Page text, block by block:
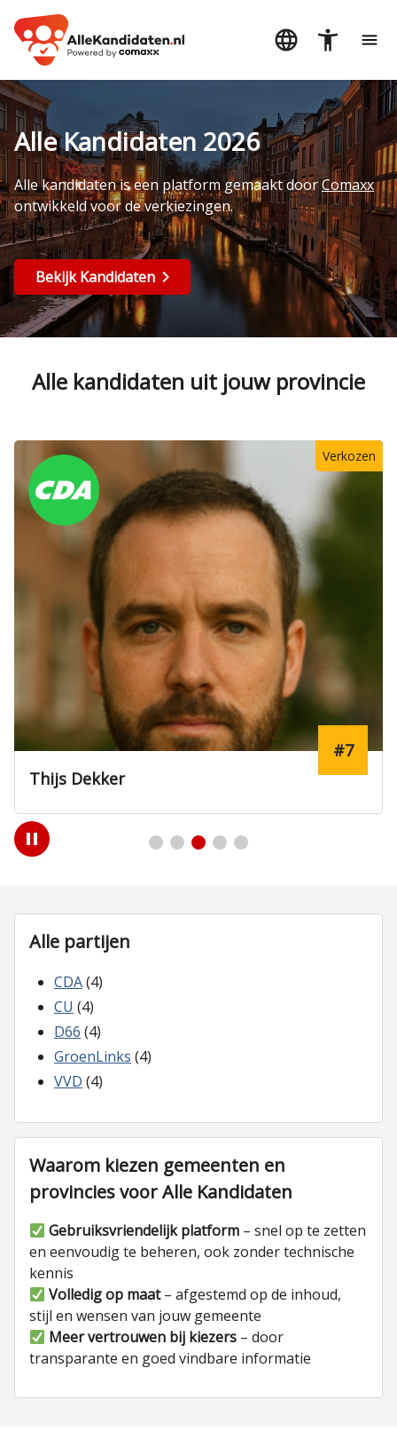
Alle Kandidaten 2026
Alle kandidaten is een platform gemaakt doorComaxx
ontwikkeld voor de verkiezingen.
Bekijk Kandidaten
Alle kandidaten uit jouw provincie
Verkozen
Thijs Dekker
#7
Play
/
Alle partijen
CDA(4)
CU (4)
D66 (4)
GroenLinks (4)
VVD (4)
Waarom kiezen gemeenten en
provincies voor Alle Kandidaten
Gebruiksvriendelijk platform – snel op te zetten
en eenvoudig te beheren, ook zonder technische
kennis
Volledig op maat– afgestemd op de inhoud,
stijl en wensen van jouw gemeente
Meer vertrouwen bij kiezers – door
transparante en goed vindbare informatie